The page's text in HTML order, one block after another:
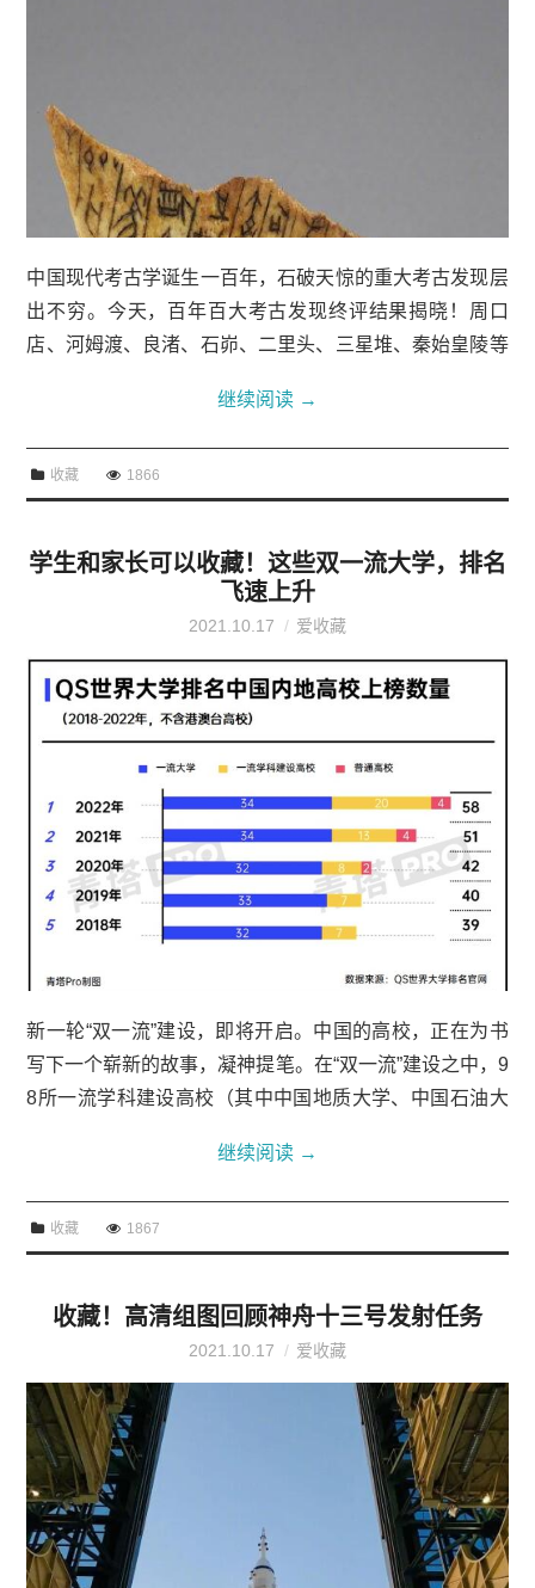
中国现代考古学诞生一百年，石破天惊的重大考古发现层
出不穷。今天，百年百大考古发现终评结果揭晓！周口
店、河姆渡、良渚、石峁、二里头、三星堆、秦始皇陵等
记者杨雪梅、周飞亚）来源：人民日报...
继续阅读 →
收藏 1866
学生和家长可以收藏！这些双一流大学，排名
飞速上升
2021.10.17 爱收藏
新一轮“双一流”建设，即将开启。中国的高校，正在为书
写下一个崭新的故事，凝神提笔。在“双一流”建设之中，9
8所一流学科建设高校（其中中国地质大学、中国石油大
中，有中国煤炭、林业等行业高等教育...
继续阅读 →
收藏 1867
收藏！高清组图回顾神舟十三号发射任务
2021.10.17 爱收藏